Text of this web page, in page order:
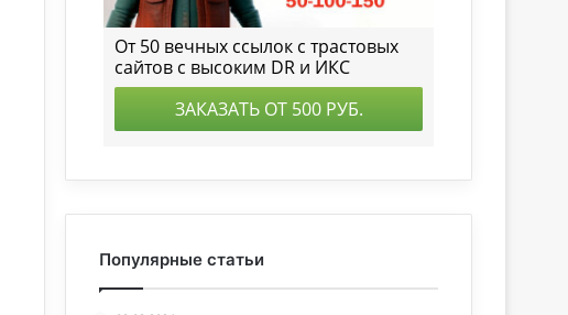
Популярные статьи